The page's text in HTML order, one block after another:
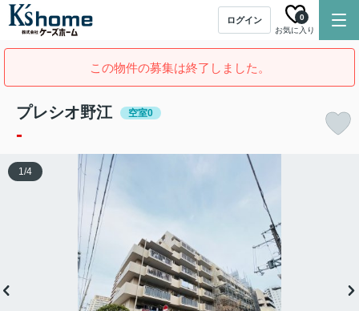
ログイン
お気に入り
0
この物件の募集は終了しました。
プレシオ野江 空室0
-
1/4